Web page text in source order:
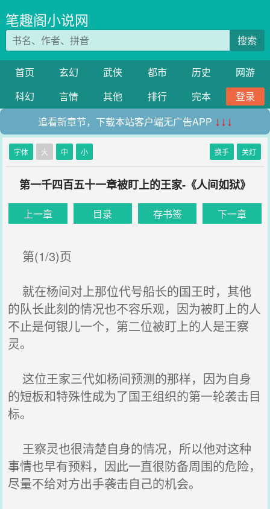
笔趣阁小说网
搜索
首页 玄幻 武侠 都市 历史
网游
科幻
言情 其他 排行 完本
登录
追看新章节，下载本站客户端无广告APP ↓↓↓
字体 大 中 小 换手 关灯
第一千四百五十一章被盯上的王家-《人间如狱》
上一章 目录 存书签 下一章
第(1/3)页
就在杨间对上那位代号船长的国王时，其他
的队长此刻的情况也不容乐观，因为被盯上的人
不止是何银儿一个，第二位被盯上的人是王察
灵。
这位王家三代如杨间预测的那样，因为自身
的短板和特殊性成为了国王组织的第一轮袭击目
标。
王察灵也很清楚自身的情况，所以他对这种
事情也早有预料，因此一直很防备周围的危险，
尽量不给对方出手袭击自己的机会。